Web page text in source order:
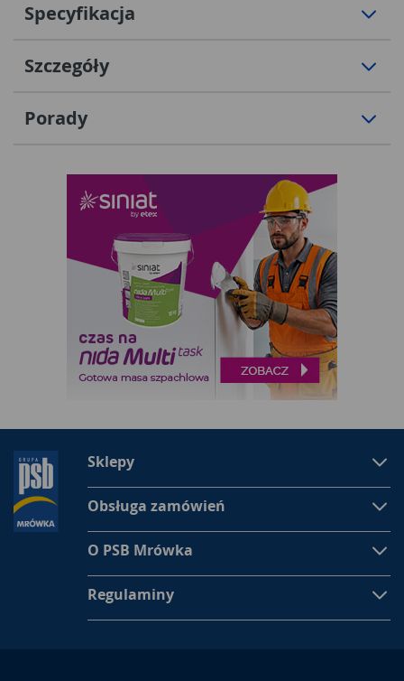
Specyfikacja
Szczegóły
Porady
Sklepy
Obsługa zamówień
O PSB Mrówka
Regulaminy